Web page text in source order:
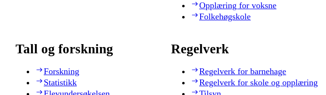
Opplæring for voksne
Folkehøgskole
Tall og forskning
Forskning
Statistikk
Regelverk
Regelverk for barnehage
Regelverk for skole og opplæring